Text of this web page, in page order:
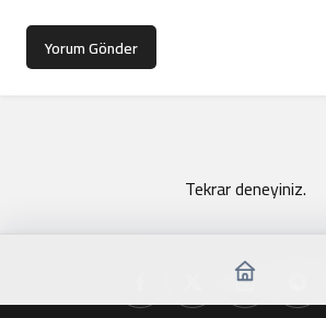
Yorum Gönder
Tekrar deneyiniz.